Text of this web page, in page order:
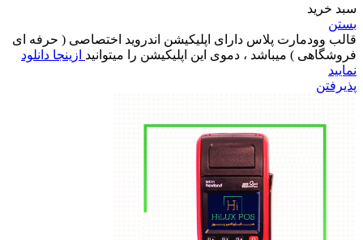
سبد خرید
بستن
قالب وودمارت پلاس دارای اپلیکیشن اندروید اختصاصی ( حرفه ای
فروشگاهی ) میباشد ، دموی این اپلیکیشن را میتوانید ازینجا دانلود
نمایید
پذیرفتن